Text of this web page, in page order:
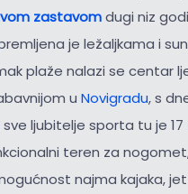
zastavomdugi niz
je ležaljkama i
plaže nalazi se centar
u Novigradu, s
sve ljubitelje sporta tu je
teren za
najma kajaka,